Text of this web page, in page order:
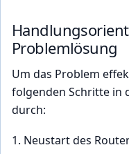
Problemlösung
Um das Problem
folgenden Schritte in
durch:
Neustart des